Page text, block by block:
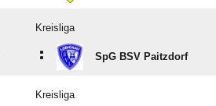
Kreisliga
: SpG BSV Paitzdorf
Kreisliga